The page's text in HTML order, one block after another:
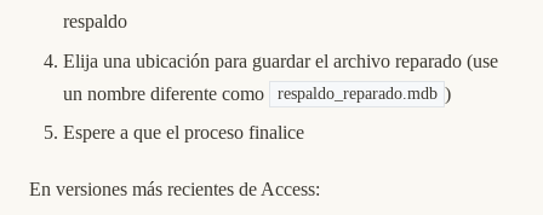
respaldo
Elija una ubicación para guardar el archivo reparado (use
un nombre diferente como
respaldo_reparado.mdb )
Espere a que el proceso finalice
En versiones más recientes de Access: